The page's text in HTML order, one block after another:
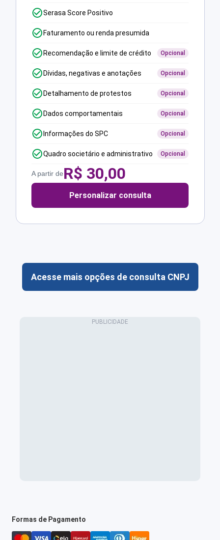
Serasa Score Positivo
Faturamento ou renda presumida
Recomendação e limite de crédito Opcional
Dívidas, negativas e anotações Opcional
Detalhamento de protestos Opcional
Dados comportamentais Opcional
Informações do SPC Opcional
Quadro societário e administrativo Opcional
A partir deR$ 30,00
Personalizar consulta
Acesse mais opções de consulta CNPJ
Formas de Pagamento